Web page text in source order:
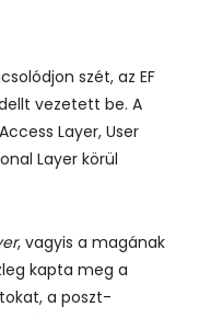
szét, az EF
vezetett be. A
Layer, User
Layer körül
, vagyis a magának
kapta meg a
a poszt-